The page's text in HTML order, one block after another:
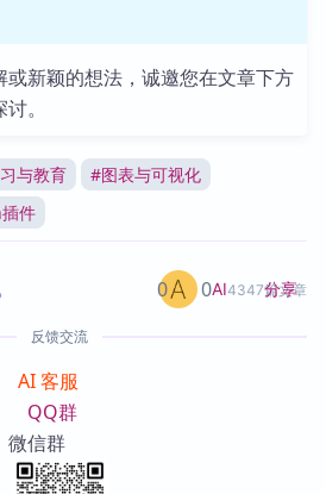
新颖的想法，诚邀您在文章下方
。
与教育 #图表与可视化
件
AI4347篇文章
0 0 分享
反馈交流
AI 客服
QQ群
微信群